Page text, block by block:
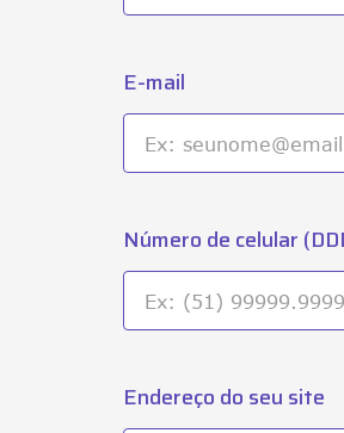
E-mail
Número de celular
Endereço do seu site